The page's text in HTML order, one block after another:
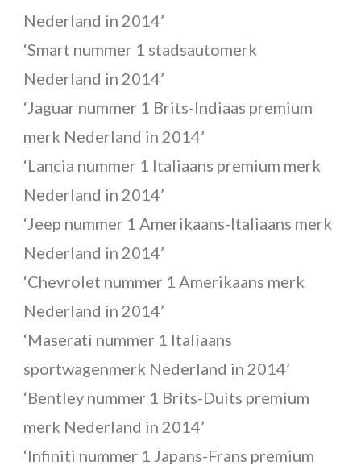
Nederland in 2014’
‘Smart nummer 1 stadsautomerk
Nederland in 2014’
‘Jaguar nummer 1 Brits-Indiaas premium
merk Nederland in 2014’
‘Lancia nummer 1 Italiaans premium merk
Nederland in 2014’
‘Jeep nummer 1 Amerikaans-Italiaans merk
Nederland in 2014’
‘Chevrolet nummer 1 Amerikaans merk
Nederland in 2014’
‘Maserati nummer 1 Italiaans
sportwagenmerk Nederland in 2014’
‘Bentley nummer 1 Brits-Duits premium
merk Nederland in 2014’
‘Infiniti nummer 1 Japans-Frans premium